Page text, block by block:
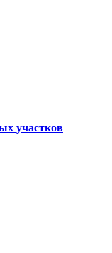
участков